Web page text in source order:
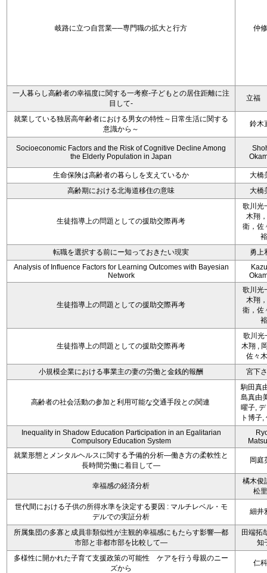
岐路に立つ自営業──専門職の拡大と行方 仲
一人暮らし高齢者の幸福度に関する一考察‐子どもとの居住距離に注
目して‐
立福
就業している独居高年齢者における男女の特性～日常生活に関する
意識から～
鈴木
Socioeconomic Factors and the Risk of Cognitive Decline Among
the Elderly Population in Japan
生命保険は高齢者の暮らしを支えているか
大橋
高齢期における北海道移住の意味
大橋
生徒指導上の問題としての援助交際再考
歌川光
木翔
衛，佐
裕
転職を選択する前にー知っておきたい現実
勇上
Analysis of Influence Factors for Learning Outcomes with Bayesian
Network
生徒指導上の問題としての援助交際再考
歌川光
木翔
衛，佐
裕
生徒指導上の問題としての援助交際再考
歌川光
木翔 ,
佐々
小規模企業における事業主の妻の労働と金銭的報酬
宮下
高齢者の社会活動の参加と利用可能な交通手段との関連
駒田真
島真由
曜子,
ト博子,
Inequality in Shadow Education Participation in an Egalitarian
Compulsory Education System
就業形態とメンタルヘルスに関する予備的分析―働き方の柔軟性と
長時間労働に着目して―
岡庭
幸福感の経済分析
橘木俊
松
世代間における子供の所得水準を決定する要因 : マルチレベル・モ
デルでの実証分析
細井
所属集団の多寡と成員非類似性が主観的幸福感にもたらす影響―都
市部と非都市部を比較して―
田端拓
知
多様性に開かれた子育て支援政策の可能性 ケアを行う母親のニー
ズから
仁